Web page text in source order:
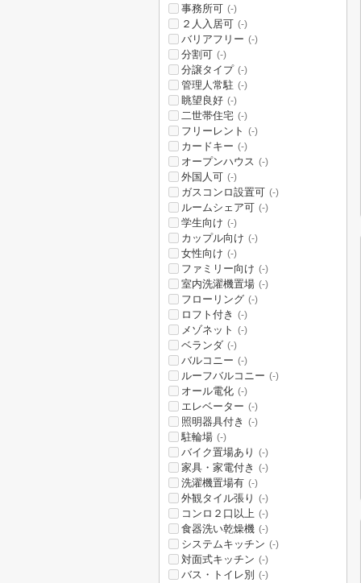
事務所可 (-)
２人入居可 (-)
バリアフリー (-)
分割可 (-)
分譲タイプ (-)
管理人常駐 (-)
眺望良好 (-)
二世帯住宅 (-)
フリーレント (-)
カードキー (-)
オープンハウス (-)
外国人可 (-)
ガスコンロ設置可 (-)
ルームシェア可 (-)
学生向け (-)
カップル向け (-)
女性向け (-)
ファミリー向け (-)
室内洗濯機置場 (-)
フローリング (-)
ロフト付き (-)
メゾネット (-)
ベランダ (-)
バルコニー (-)
ルーフバルコニー (-)
オール電化 (-)
エレベーター (-)
照明器具付き (-)
駐輪場 (-)
バイク置場あり (-)
家具・家電付き (-)
洗濯機置場有 (-)
外観タイル張り (-)
コンロ２口以上 (-)
食器洗い乾燥機 (-)
システムキッチン (-)
対面式キッチン (-)
バス・トイレ別 (-)